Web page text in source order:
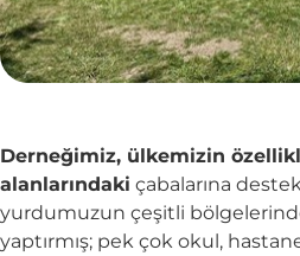
Derneğimiz, ülkemizin
alanlarındaki çabalarına
yurdumuzun çeşitli
yaptırmış; pek çok okul,